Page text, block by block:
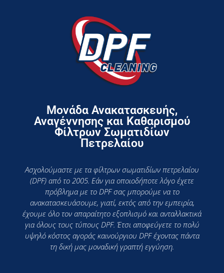
Μονάδα Ανακατασκευής,
Αναγέννησης και Καθαρισμού
Φίλτρων Σωματιδίων
Πετρελαίου
Ασχολούμαστε με τα φίλτρων σωματιδίων πετρελαίου
(DPF) από το 2005. Εάν για οποιοδήποτε λόγο έχετε
πρόβλημα με το DPF σας μπορούμε να το
ανακατασκευάσουμε, γιατί, εκτός από την εμπειρία,
έχουμε όλο τον απαραίτητο εξοπλισμό και ανταλλακτικά
για όλους τους τύπους DPF. Έτσι αποφεύγετε το πολύ
υψηλό κόστος αγοράς καινούργιου DPF έχοντας πάντα
τη δική μας μοναδική γραπτή εγγύηση.